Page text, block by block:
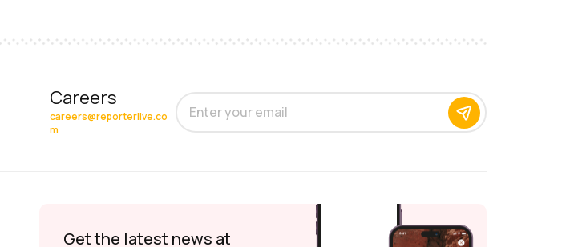
Careers
careers@reporterlive.co
m
Get the latest news at